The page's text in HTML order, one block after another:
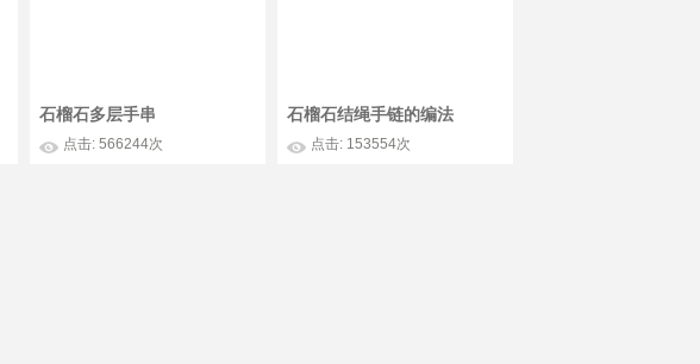
石榴石多层手串
点击: 566244次
石榴石结绳手链的编法
点击: 153554次